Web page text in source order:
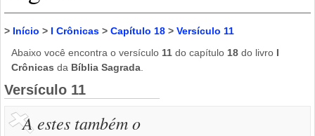
> Início > I Crônicas > Capítulo 18 > Versículo 11
Abaixo você encontra o versículo 11 do capítulo 18 do livro I
Crônicas da Bíblia Sagrada
Versículo 11
A estes também o